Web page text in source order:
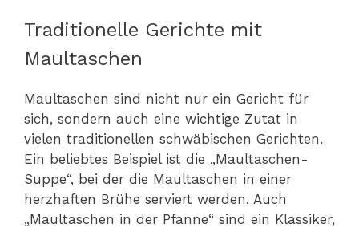
Traditionelle Gerichte mit
Maultaschen
Maultaschen sind nicht nur ein Gericht für
sich, sondern auch eine wichtige Zutat in
vielen traditionellen schwäbischen Gerichten.
Ein beliebtes Beispiel ist die „Maultaschen-
Suppe“, bei der die Maultaschen in einer
herzhaften Brühe serviert werden. Auch
„Maultaschen in der Pfanne“ sind ein Klassiker,